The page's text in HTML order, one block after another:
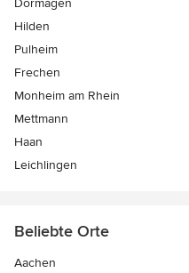
Dormagen
Hilden
Pulheim
Frechen
Monheim am Rhein
Mettmann
Haan
Leichlingen
Beliebte Orte
Aachen